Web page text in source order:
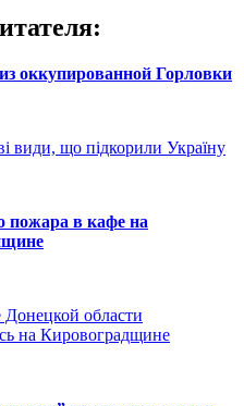
:
оккупированной Горловки
види, що підкорили Україну
пожара в кафе на
области
на Кировоградщине